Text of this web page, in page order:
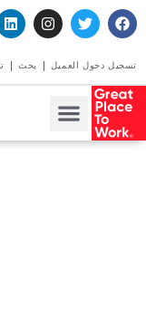
تسجيل دخول العميل بحث